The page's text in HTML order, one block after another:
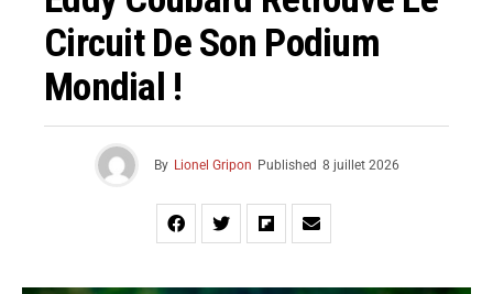
Circuit De Son Podium
Mondial !
By Lionel Gripon Published 8 juillet 2026